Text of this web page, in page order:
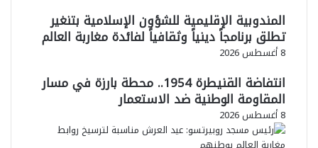
المندوبية الإقليمية للشؤون الإسلامية بتنغير
تطلق برنامجاً دينياً وثقافياً لفائدة مغاربة العالم
8 أغسطس 2026
انتفاضة القنيطرة 1954.. محطة بارزة في مسار
المقاومة الوطنية ضد الاستعمار
8 أغسطس 2026